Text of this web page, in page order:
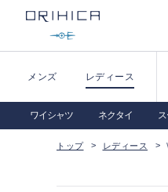
メンズ レディース
ワイシャツ ネクタイ
トップ レディース